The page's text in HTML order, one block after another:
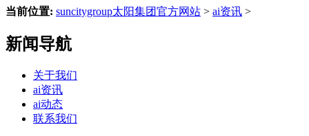
当前位置: suncitygroup太阳集团官方网站 > ai资讯 >
新闻导航
关于我们
ai资讯
ai动态
联系我们